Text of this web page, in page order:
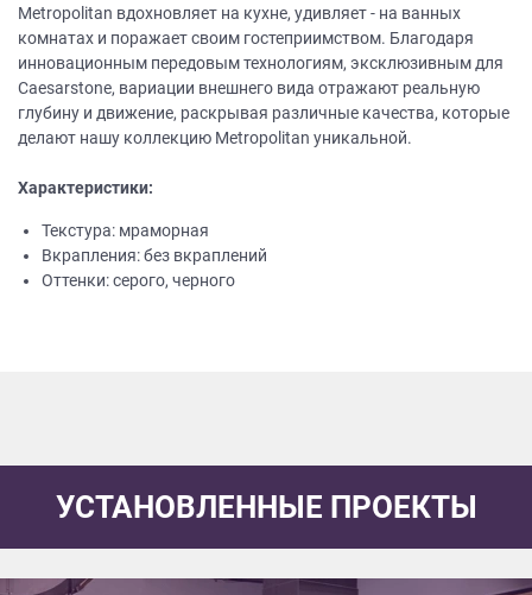
Metropolitan вдохновляет на кухне, удивляет - на ванных
комнатах и поражает своим гостеприимством. Благодаря
инновационным передовым технологиям, эксклюзивным для
Caesarstone, вариации внешнего вида отражают реальную
глубину и движение, раскрывая различные качества, которые
делают нашу коллекцию Metropolitan уникальной.
Характеристики:
Текстура: мраморная
Вкрапления: без вкраплений
Оттенки: серого, черного
УСТАНОВЛЕННЫЕ ПРОЕКТЫ